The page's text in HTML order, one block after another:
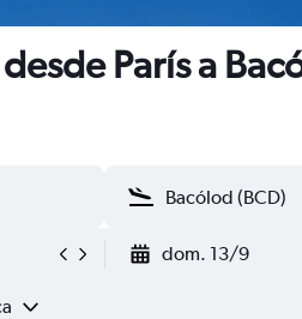
París a
dom. 13/9